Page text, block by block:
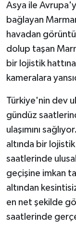
Asya ile
bağlayan
havadan
dolup taşan
bir lojistik
kameralara
Türkiye'nin dev
gündüz
ulaşımını
altında bir
saatlerinde
geçişine imkan
altından
en net şekilde
saatlerinde